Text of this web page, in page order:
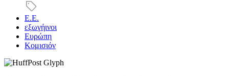
Ε.Ε.
εξωγήινοι
Ευρώπη
Κομισιόν